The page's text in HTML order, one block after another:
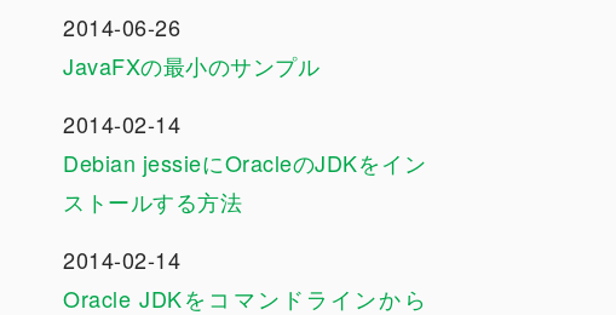
2014-06-26
JavaFXの最小のサンプル
2014-02-14
Debian jessieにOracleのJDKをイン
ストールする方法
2014-02-14
Oracle JDKをコマンドラインから